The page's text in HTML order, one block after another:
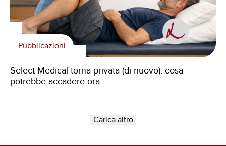
Pubblicazioni
Select Medical torna privata (di nuovo): cosa
potrebbe accadere ora
Carica altro